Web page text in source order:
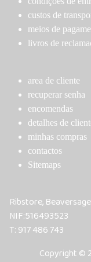
product
page
custos de
meios de
livros de
area de cliente
recuperar senha
encomendas
detalhes de
minhas compras
contactos
Sitemaps
Ribstore,
NIF:516493523
T: 917 486 743
Copyright ©